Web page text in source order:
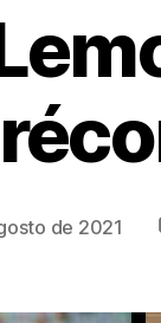
de 2021